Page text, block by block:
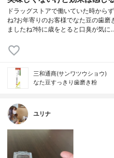
ドラッグストアで働いていた時から
ね?お年寄りのお客様でなた豆の歯
ましたね?特に歳をとると口臭が気に
三和通商(サンワツウショウ)
なた豆すっきり歯磨き粉
ユリナ